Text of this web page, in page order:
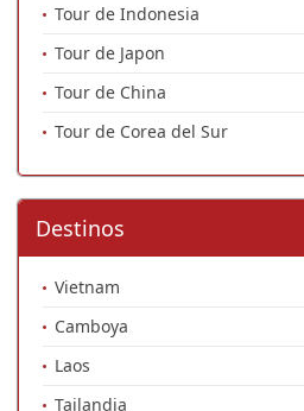
Tour de Indonesia
Tour de Japon
Tour de China
Tour de Corea del Sur
Destinos
Vietnam
Camboya
Laos
Tailandia